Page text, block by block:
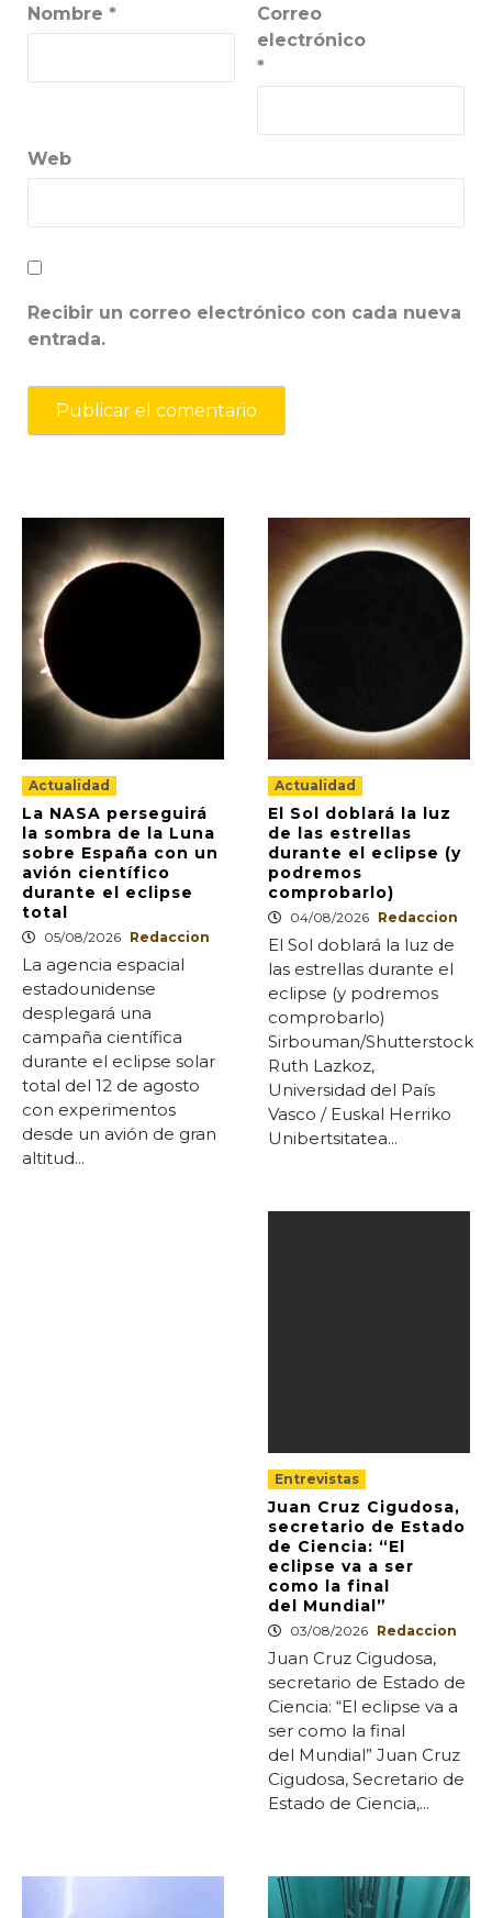
Nombre *
Correo
electrónico
*
Web
Recibir un correo electrónico con cada nueva
entrada.
Actualidad
La NASA perseguirá
la sombra de la Luna
sobre España con un
avión científico
durante el eclipse
total
05/08/2026 Redaccion
La agencia espacial
estadounidense
desplegará una
campaña científica
durante el eclipse solar
total del 12 de agosto
con experimentos
desde un avión de gran
altitud...
Actualidad
El Sol doblará la luz
de las estrellas
durante el eclipse (y
podremos
comprobarlo)
04/08/2026 Redaccion
El Sol doblará la luz de
las estrellas durante el
eclipse (y podremos
comprobarlo)
Sirbouman/Shutterstock
Ruth Lazkoz,
Universidad del País
Vasco / Euskal Herriko
Unibertsitatea...
Entrevistas
Juan Cruz Cigudosa,
secretario de Estado
de Ciencia: “El
eclipse va a ser
como la final
del Mundial”
03/08/2026 Redaccion
Juan Cruz Cigudosa,
secretario de Estado de
Ciencia: “El eclipse va a
ser como la final
del Mundial” Juan Cruz
Cigudosa, Secretario de
Estado de Ciencia,...